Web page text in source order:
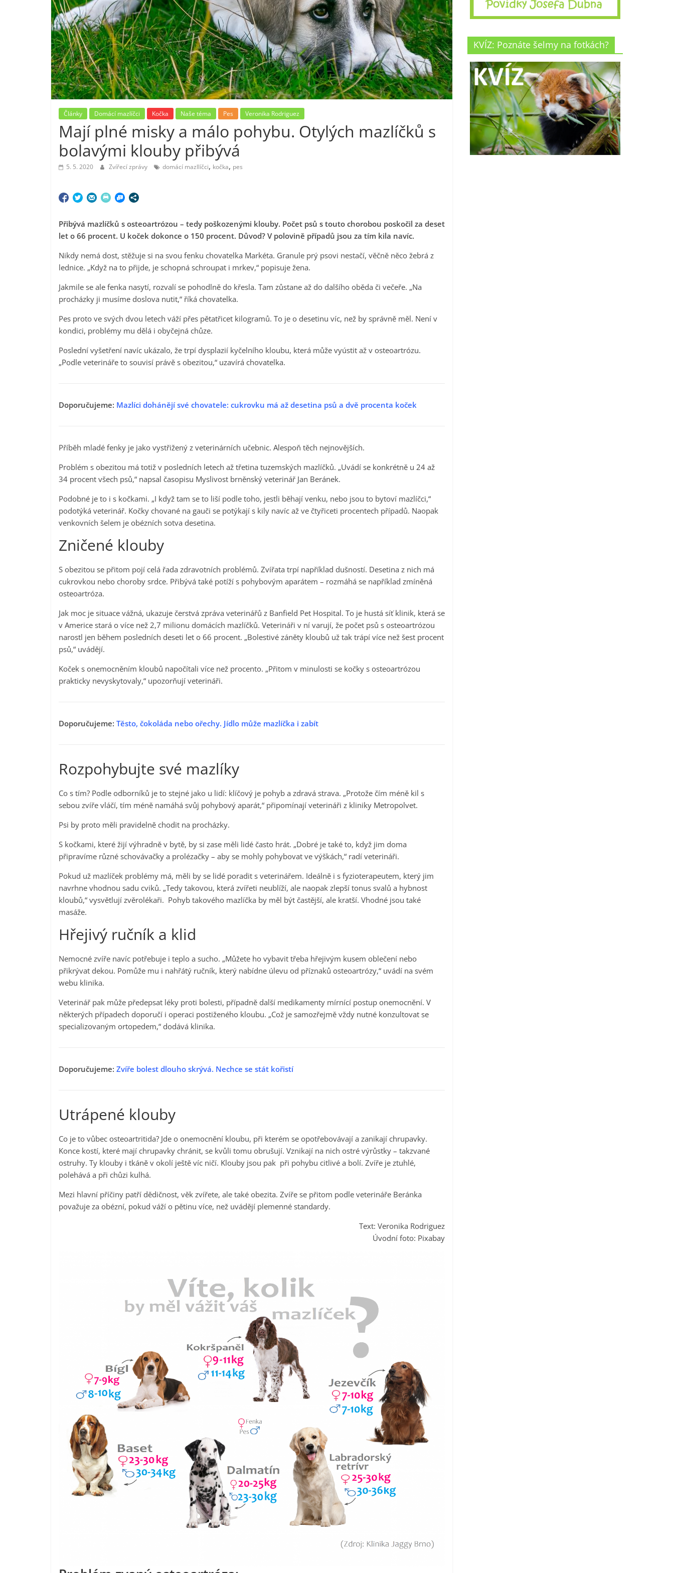
Články Domácí mazlíčci Kočka Naše téma Pes Veronika Rodriguez
Mají plné misky a málo pohybu. Otylých mazlíčků s
bolavými klouby přibývá
5. 5. 2020 Zvířecí zprávy domácí mazllíčci, kočka, pes
Přibývá mazlíčků s osteoartrózou – tedy poškozenými klouby. Počet psů s touto chorobou poskočil za deset
let o 66 procent. U koček dokonce o 150 procent. Důvod? V polovině případů jsou za tím kila navíc.
Nikdy nemá dost, stěžuje si na svou fenku chovatelka Markéta. Granule prý psovi nestačí, věčně něco žebrá z
lednice. „Když na to přijde, je schopná schroupat i mrkev,“ popisuje žena.
Jakmile se ale fenka nasytí, rozvalí se pohodlně do křesla. Tam zůstane až do dalšího oběda či večeře. „Na
procházky ji musíme doslova nutit,“ říká chovatelka.
Pes proto ve svých dvou letech váží přes pětatřicet kilogramů. To je o desetinu víc, než by správně měl. Není v
kondici, problémy mu dělá i obyčejná chůze.
Poslední vyšetření navíc ukázalo, že trpí dysplazií kyčelního kloubu, která může vyústit až v osteoartrózu.
„Podle veterináře to souvisí právě s obezitou,“ uzavírá chovatelka.
Doporučujeme: Mazlíci dohánějí své chovatele: cukrovku má až desetina psů a dvě procenta koček
Příběh mladé fenky je jako vystřižený z veterinárních učebnic. Alespoň těch nejnovějších.
Problém s obezitou má totiž v posledních letech až třetina tuzemských mazlíčků. „Uvádí se konkrétně u 24 až
34 procent všech psů,“ napsal časopisu Myslivost brněnský veterinář Jan Beránek.
Podobné je to i s kočkami. „I když tam se to liší podle toho, jestli běhají venku, nebo jsou to bytoví mazlíčci,“
podotýká veterinář. Kočky chované na gauči se potýkají s kily navíc až ve čtyřiceti procentech případů. Naopak
venkovních šelem je obézních sotva desetina.
Zničené klouby
S obezitou se přitom pojí celá řada zdravotních problémů. Zvířata trpí například dušností. Desetina z nich má
cukrovkou nebo choroby srdce. Přibývá také potíží s pohybovým aparátem – rozmáhá se například zmíněná
osteoartróza.
Jak moc je situace vážná, ukazuje čerstvá zpráva veterinářů z Banfield Pet Hospital. To je hustá síť klinik, která se
v Americe stará o více než 2,7 milionu domácích mazlíčků. Veterináři v ní varují, že počet psů s osteoartrózou
narostl jen během posledních deseti let o 66 procent. „Bolestivé záněty kloubů už tak trápí více než šest procent
psů,“ uvádějí.
Koček s onemocněním kloubů napočítali více než procento. „Přitom v minulosti se kočky s osteoartrózou
prakticky nevyskytovaly,“ upozorňují veterináři.
Doporučujeme: Těsto, čokoláda nebo ořechy. Jídlo může mazlíčka i zabít
Rozpohybujte své mazlíky
Co s tím? Podle odborníků je to stejné jako u lidí: klíčový je pohyb a zdravá strava. „Protože čím méně kil s
sebou zvíře vláčí, tím méně namáhá svůj pohybový aparát,“ připomínají veterináři z kliniky Metropolvet.
Psi by proto měli pravidelně chodit na procházky.
S kočkami, které žijí výhradně v bytě, by si zase měli lidé často hrát. „Dobré je také to, když jim doma
připravíme různé schovávačky a prolézačky – aby se mohly pohybovat ve výškách,“ radí veterináři.
Pokud už mazlíček problémy má, měli by se lidé poradit s veterinářem. Ideálně i s fyzioterapeutem, který jim
navrhne vhodnou sadu cviků. „Tedy takovou, která zvířeti neublíží, ale naopak zlepší tonus svalů a hybnost
kloubů,“ vysvětlují zvěrolékaři. Pohyb takového mazlíčka by měl být častější, ale kratší. Vhodné jsou také
masáže.
Hřejivý ručník a klid
Nemocné zvíře navíc potřebuje i teplo a sucho. „Můžete ho vybavit třeba hřejivým kusem oblečení nebo
přikrývat dekou. Pomůže mu i nahřátý ručník, který nabídne úlevu od příznaků osteoartrózy,“ uvádí na svém
webu klinika.
Veterinář pak může předepsat léky proti bolesti, případně další medikamenty mírnící postup onemocnění. V
některých případech doporučí i operaci postiženého kloubu. „Což je samozřejmě vždy nutné konzultovat se
specializovaným ortopedem,“ dodává klinika.
Doporučujeme: Zvíře bolest dlouho skrývá. Nechce se stát kořistí
Utrápené klouby
Co je to vůbec osteoartritida? Jde o onemocnění kloubu, při kterém se opotřebovávají a zanikají chrupavky.
Konce kostí, které mají chrupavky chránit, se kvůli tomu obrušují. Vznikají na nich ostré výrůstky – takzvané
ostruhy. Ty klouby i tkáně v okolí ještě víc ničí. Klouby jsou pak při pohybu citlivé a bolí. Zvíře je ztuhlé,
polehává a při chůzi kulhá.
Mezi hlavní příčiny patří dědičnost, věk zvířete, ale také obezita. Zvíře se přitom podle veterináře Beránka
považuje za obézní, pokud váží o pětinu více, než uvádějí plemenné standardy.
Text: Veronika Rodriguez
Úvodní foto: Pixabay
KVÍZ: Poznáte šelmy na fotkách?